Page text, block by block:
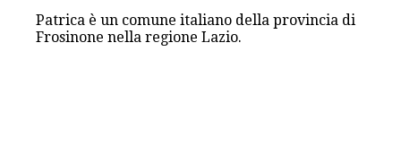
Patrica è un comune italiano della provincia di
Frosinone nella regione Lazio.